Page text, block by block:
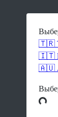
🇹🇷
🇮🇹
🇦🇺